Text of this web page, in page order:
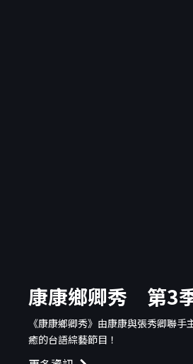
康康鄉卿秀 第3
《康康鄉卿秀》由康康與張秀卿聯
癒的台語綜藝節目！